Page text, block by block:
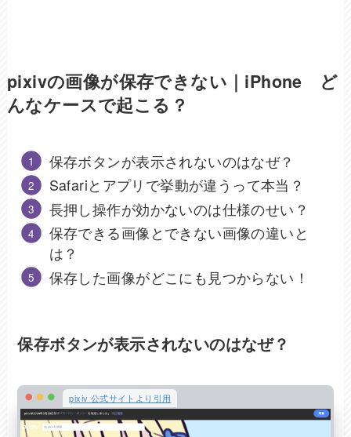
pixivの画像が保存できない｜iPhone ど
んなケースで起こる？
保存ボタンが表示されないのはなぜ？
Safariとアプリで挙動が違うって本当？
長押し操作が効かないのは仕様のせい？
保存できる画像とできない画像の違いと
は？
保存した画像がどこにも見つからない！
保存ボタンが表示されないのはなぜ？
pixiv 公式サイトより引用